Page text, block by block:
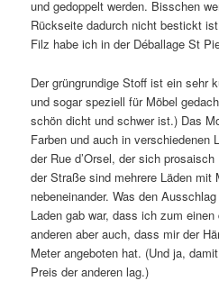
und gedoppelt werden. Bisschen
Rückseite dadurch nicht bestickt
Filz habe ich in der Déballage St
Der grüngrundige Stoff ist ein sehr
und sogar speziell für Möbel
schön dicht und schwer ist.) Das
Farben und auch in verschiedenen
der Rue d’Orsel, der sich
der Straße sind mehrere Läden mit
nebeneinander. Was den
Laden gab war, dass ich zum
anderen aber auch, dass mir der
Meter angeboten hat. (Und ja,
Preis der anderen lag.)